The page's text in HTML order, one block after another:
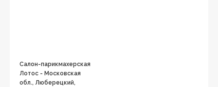
Салон-парикмахерская
Лотос - Московская
обл., Люберецкий,